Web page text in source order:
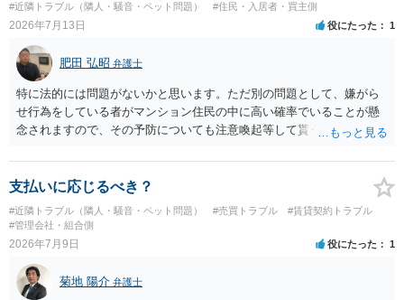
ります。そのため、地主に無断でお骨を埋める行為は、他人の所有権
を侵害する行為や、借地人としての善管注意義務違反とみなされる可
能性が高いのが私見です。 どうしてもお近くで供養されたい場合は、
事前に地主へ相談して許可を得るか、土地に直接埋めずに大きめの鉢
植え等で供養する「プランター葬」や、ペット霊園等への納骨を検討
されるのが確実かと思います。
#近隣トラブル（隣人・騒音・ペット問題） #住民・入居者・買主側
2026年7月13日 役にたった 1
肥田 弘昭 弁護士
特に法的には問題がないかと思います。ただ別の問題として、嫌がら
せ行為をしている者がマンション住民の中に高い確率でいることが懸
念されますので、その予防についても注意喚起等して貰うと良いかと
支払いに応じるべき？
#近隣トラブル（隣人・騒音・ペット問題） #売買トラブル
#賃貸契約トラブル
#管理会社・組合側
2026年7月9日 役にたった 1
菊地 陽介 弁護士